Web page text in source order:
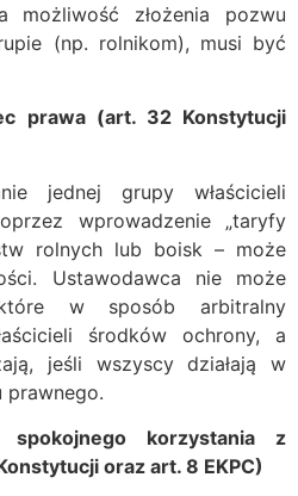
możliwość złożenia pozwu
(np. rolnikom), musi być
prawa (art. 32 Konstytucji
jednej grupy właścicieli
wprowadzenie „taryfy
rolnych lub boisk – może
Ustawodawca nie może
w sposób arbitralny
środków ochrony, a
jeśli wszyscy działają w
prawnego.
spokojnego korzystania z
oraz art. 8 EKPC)